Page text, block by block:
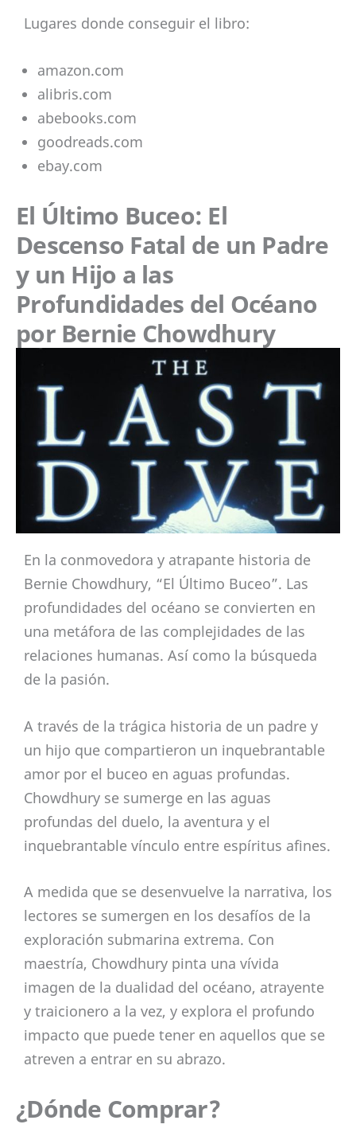
Lugares donde conseguir el libro:
amazon.com
alibris.com
abebooks.com
goodreads.com
ebay.com
El Último Buceo: El
Descenso Fatal de un Padre
y un Hijo a las
Profundidades del Océano
por Bernie Chowdhury
En la conmovedora y atrapante historia de
Bernie Chowdhury, “El Último Buceo”. Las
profundidades del océano se convierten en
una metáfora de las complejidades de las
relaciones humanas. Así como la búsqueda
de la pasión.
A través de la trágica historia de un padre y
un hijo que compartieron un inquebrantable
amor por el buceo en aguas profundas.
Chowdhury se sumerge en las aguas
profundas del duelo, la aventura y el
inquebrantable vínculo entre espíritus afines.
A medida que se desenvuelve la narrativa, los
lectores se sumergen en los desafíos de la
exploración submarina extrema. Con
maestría, Chowdhury pinta una vívida
imagen de la dualidad del océano, atrayente
y traicionero a la vez, y explora el profundo
impacto que puede tener en aquellos que se
atreven a entrar en su abrazo.
¿Dónde Comprar?